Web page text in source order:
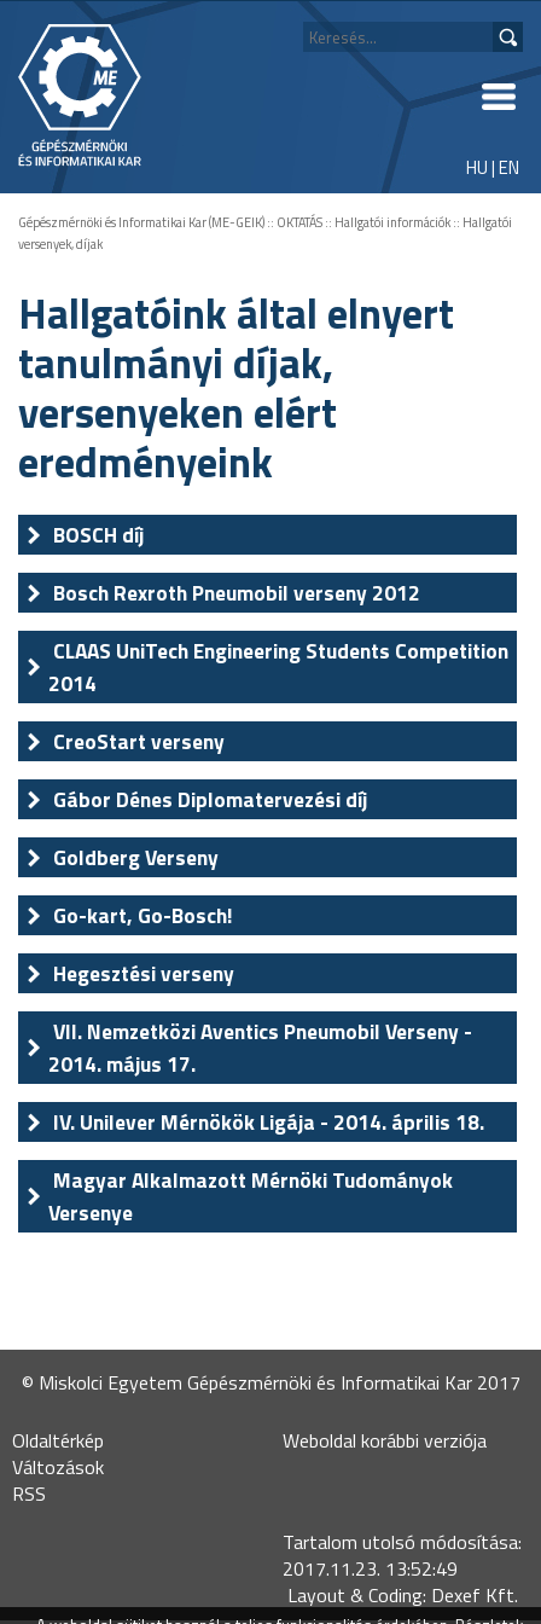
HU|EN
Gépészmérnöki és Informatikai Kar (ME-GEIK):: OKTATÁS:: Hallgatói információk:: Hallgatói
versenyek, díjak
Hallgatóink által elnyert
tanulmányi díjak,
versenyeken elért
eredményeink
BOSCH díj
Bosch Rexroth Pneumobil verseny 2012
CLAAS UniTech Engineering Students Competition
2014
CreoStart verseny
Gábor Dénes Diplomatervezési díj
Goldberg Verseny
Go-kart, Go-Bosch!
Hegesztési verseny
VII. Nemzetközi Aventics Pneumobil Verseny -
2014. május 17.
IV. Unilever Mérnökök Ligája - 2014. április 18.
Magyar Alkalmazott Mérnöki Tudományok
Versenye
© Miskolci Egyetem Gépészmérnöki és Informatikai Kar 2017
Oldaltérkép
Változások
RSS
Weboldal korábbi verziója
Tartalom utolsó módosítása:
2017.11.23. 13:52:49
Layout & Coding: Dexef Kft.